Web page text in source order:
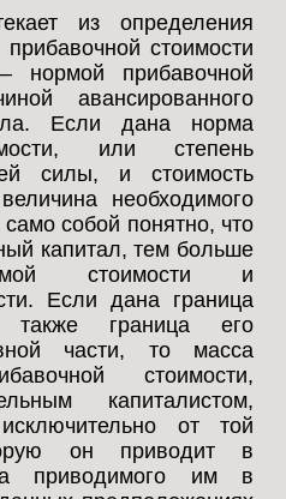
из определения
стоимости
прибавочной
авансированного
Если дана норма
или степень
силы, и стоимость
необходимого
собой понятно, что
капитал, тем больше
стоимости и
Если дана граница
граница его
части, то масса
стоимости,
капиталистом,
от той
он приводит в
приводимого им в